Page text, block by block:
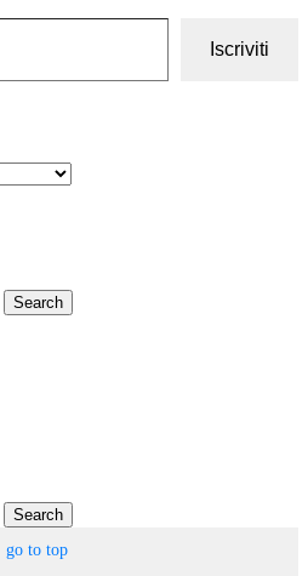
Iscriviti
Search
Search
go to top